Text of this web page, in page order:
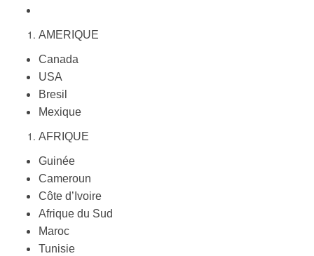
AMERIQUE
Canada
USA
Bresil
Mexique
AFRIQUE
Guinée
Cameroun
Côte d’Ivoire
Afrique du Sud
Maroc
Tunisie